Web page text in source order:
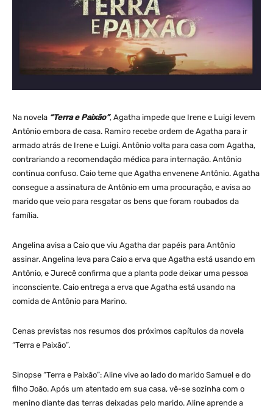
Na novela “Terra e Paixão”, Agatha impede que Irene e Luigi levem
Antônio embora de casa. Ramiro recebe ordem de Agatha para ir
armado atrás de Irene e Luigi. Antônio volta para casa com Agatha,
contrariando a recomendação médica para internação. Antônio
continua confuso. Caio teme que Agatha envenene Antônio. Agatha
consegue a assinatura de Antônio em uma procuração, e avisa ao
marido que veio para resgatar os bens que foram roubados da
família.
Angelina avisa a Caio que viu Agatha dar papéis para Antônio
assinar. Angelina leva para Caio a erva que Agatha está usando em
Antônio, e Jurecê confirma que a planta pode deixar uma pessoa
inconsciente. Caio entrega a erva que Agatha está usando na
comida de Antônio para Marino.
Cenas previstas nos resumos dos próximos capítulos da novela
“Terra e Paixão”.
Sinopse “Terra e Paixão”: Aline vive ao lado do marido Samuel e do
filho João. Após um atentado em sua casa, vê-se sozinha com o
menino diante das terras deixadas pelo marido. Aline aprende a